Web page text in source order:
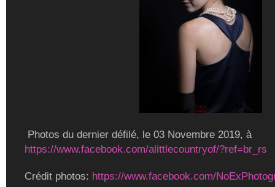
Photos du dernier défilé, le 03 Novembre 2019, à
https://www.facebook.com/alittlecountryof/?ref=br_rs
Crédit photos: https://www.facebook.com/